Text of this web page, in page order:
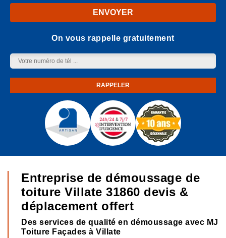
On vous rappelle gratuitement
Entreprise de démoussage de
toiture Villate 31860 devis &
déplacement offert
Des services de qualité en démoussage avec MJ
Toiture Façades à Villate